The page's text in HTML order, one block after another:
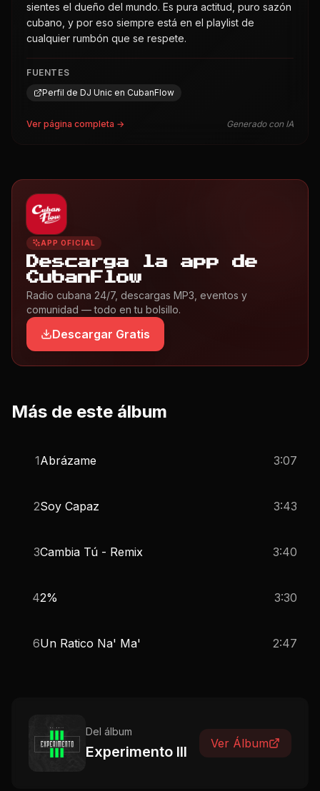
sientes el dueño del mundo. Es pura actitud, puro sazón
cubano, y por eso siempre está en el playlist de
cualquier rumbón que se respete.
FUENTES
Perfil de DJ Unic en CubanFlow
Ver página completa → Generado con IA
APP OFICIAL
Descarga la app de
CubanFlow
Radio cubana 24/7, descargas MP3, eventos y
comunidad — todo en tu bolsillo.
Descargar Gratis
Más de este álbum
1Abrázame 3:07
2Soy Capaz 3:43
3Cambia Tú - Remix 3:40
42% 3:30
6Un Ratico Na' Ma' 2:47
Del álbum
Experimento III Ver Álbum